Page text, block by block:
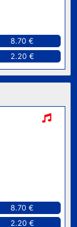
8.70 €
2.20 €
8.70 €
2.20 €